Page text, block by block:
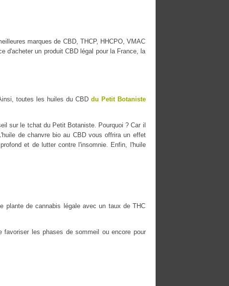
marques de CBD, THCP, HHCPO, VMAC
d'acheter un produit CBD légal pour la France, la
toutes les huiles du CBD du Petit Botaniste
sur le tchat du Petit Botaniste. Pourquoi ? Car il
de chanvre bio au CBD vous offrira un effet
et de lutter contre l'insomnie. Enfin, l'huile
plante de cannabis légale avec un taux de THC
les phases de sommeil ou encore pour